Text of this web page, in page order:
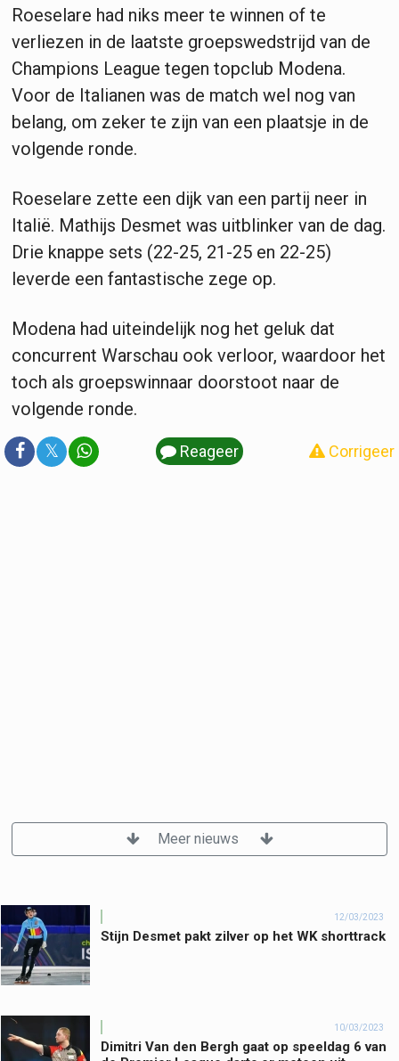
Roeselare had niks meer te winnen of te
verliezen in de laatste groepswedstrijd van de
Champions League tegen topclub Modena.
Voor de Italianen was de match wel nog van
belang, om zeker te zijn van een plaatsje in de
volgende ronde.
Roeselare zette een dijk van een partij neer in
Italië. Mathijs Desmet was uitblinker van de dag.
Drie knappe sets (22-25, 21-25 en 22-25)
leverde een fantastische zege op.
Modena had uiteindelijk nog het geluk dat
concurrent Warschau ook verloor, waardoor het
toch als groepswinnaar doorstoot naar de
volgende ronde.
𝕏 Reageer Corrigeer
Meer nieuws
12/03/2023
Stijn Desmet pakt zilver op het WK shorttrack
10/03/2023
Dimitri Van den Bergh gaat op speeldag 6 van